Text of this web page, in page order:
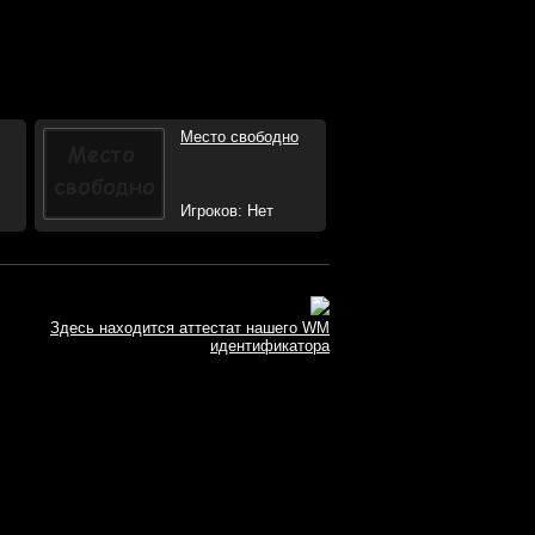
Место свободно
Игроков: Нет